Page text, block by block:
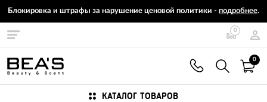
Блокировка и штрафы за нарушение ценовой политики - подробнее.
0
0
КАТАЛОГ ТОВАРОВ